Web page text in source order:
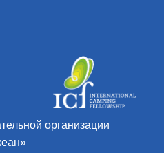
организации